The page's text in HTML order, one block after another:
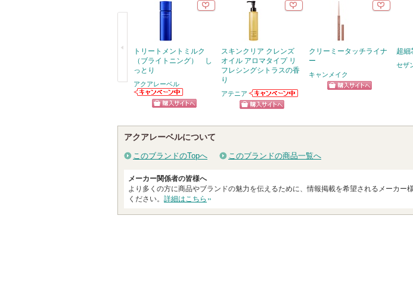
トリートメントミルク
（ブライトニング） し
っとり
アクアレーベル
アクアレーベル
からのお知らせ
スキンクリア クレンズ
オイル アロマタイプ リ
フレシングシトラスの香
り
アテニア
アテニアからの
お知らせがあり
クリーミータッチライナ
ー
キャンメイク
超細
セザ
アクアレーベルについて
このブランドのTopへ このブランドの商品一覧へ
メーカー関係者の皆様へ
より多くの方に商品やブランドの魅力を伝えるために、情報掲載を希望されるメーカー
ください。 詳細はこちら